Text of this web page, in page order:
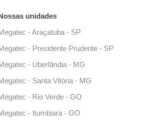
unidades
- Araçatuba - SP
- Presidente Prudente - SP
- Uberlândia - MG
- Santa Vitória - MG
- Rio Verde - GO
- Itumbiara - GO